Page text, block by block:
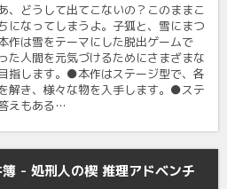
どうして出てこないの？このままこ
になってしまうよ。子狐と、雪にまつ
は雪をテーマにした脱出ゲームで
人間を元気づけるためにさまざまな
指します。●本作はステージ型で、各
解き、様々な物を入手します。●ステ
えもある…
- 処刑人の楔 推理アドベンチ